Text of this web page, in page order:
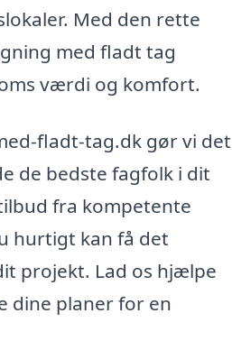
Med den rette
med fladt tag
værdi og komfort.
fladt-tag.dk gør vi det
de bedste fagfolk i dit
fra kompetente
hurtigt kan få det
projekt. Lad os hjælpe
dine planer for en